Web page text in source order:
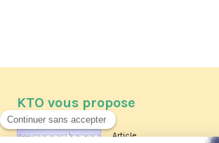
KTO vous propose
Article